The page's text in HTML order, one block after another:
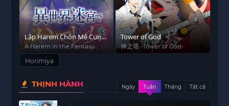
biệt. Khi Miyamura tình cờ phát hiện ra những bí
mật của Hori, họ bắt đầu trở thành bạn bè và dần
dần phát triển một tình bạn sâu sắc, từ đó mối
quan hệ của họ dần chuyển sang tình yêu.
Horimiya mang đến một câu chuyện đầy lãng
đường, tình bạn và tình yêu. Bộ phim khắc họa
chân thật những cảm xúc và sự trưởng thành của
Lập Harem Chốn Mê Cung
Ở Dị Giới
A Harem in the Fantasy
World Dungeon
Tower of God
神之塔 -Tower of God-
Horimiya
THỊNH HÀNH Ngày Tuần Tháng Tất cả